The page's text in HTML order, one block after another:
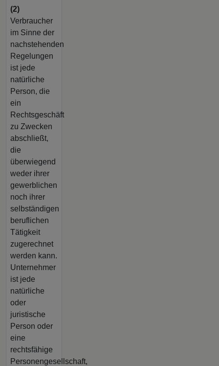
(2)
Verbraucher
im Sinne der
nachstehenden
Regelungen
ist jede
natürliche
Person, die
ein
Rechtsgeschäft
zu Zwecken
abschließt,
die
überwiegend
weder ihrer
gewerblichen
noch ihrer
selbständigen
beruflichen
Tätigkeit
zugerechnet
werden kann.
Unternehmer
ist jede
natürliche
oder
juristische
Person oder
eine
rechtsfähige
Personengesellschaft,